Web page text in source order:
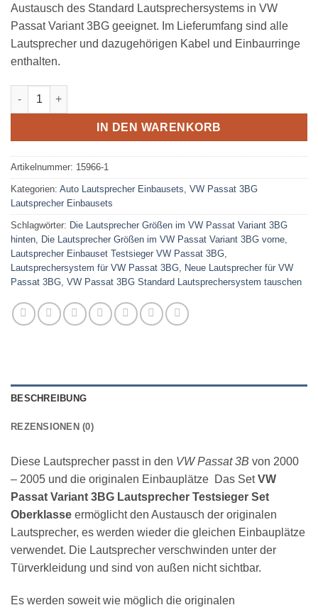
Austausch des Standard Lautsprechersystems in VW
Passat Variant 3BG geeignet. Im Lieferumfang sind alle
Lautsprecher und dazugehörigen Kabel und Einbaurringe
enthalten.
VW Passat Variant 3BG Lautsprecher Testsieger Set
IN DEN WARENKORB
Artikelnummer: 15966-1
Kategorien: Auto Lautsprecher Einbausets VW Passat 3BG
Lautsprecher Einbausets
Schlagwörter: Die Lautsprecher Größen im VW Passat Variant 3BG
hinten
Die Lautsprecher Größen im VW Passat Variant 3BG vorne
Lautsprecher Einbauset Testsieger VW Passat 3BG
Lautsprechersystem für VW Passat 3BG
Neue Lautsprecher für VW
Passat 3BG VW Passat 3BG Standard Lautsprechersystem tauschen
BESCHREIBUNG
REZENSIONEN (0)
Diese Lautsprecher passt in den VW Passat 3B von 2000
– 2005 und die originalen Einbauplätze Das SetVW
Passat Variant 3BG Lautsprecher Testsieger Set
Oberklasse ermöglicht den Austausch der originalen
Lautsprecher, es werden wieder die gleichen Einbauplätze
verwendet. Die Lautsprecher verschwinden unter der
Türverkleidung und sind von außen nicht sichtbar.
Es werden soweit wie möglich die originalen